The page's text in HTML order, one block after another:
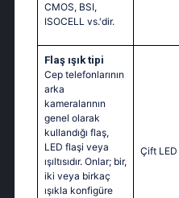
CMOS, BSI,
ISOCELL vs.'dir.
Flaş ışık tipi
Cep telefonlarının
arka
kameralarının
genel olarak
kullandığı flaş,
LED flaşi veya
ışıltısıdır. Onlar; bir,
iki veya birkaç
ışıkla konfigüre
Çift LED